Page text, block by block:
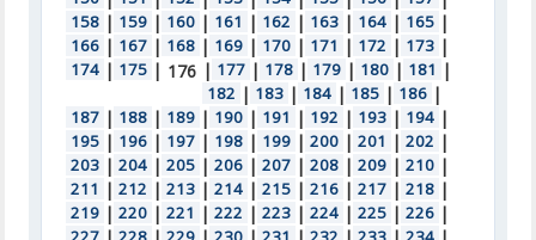
158 | 159 | 160 | 161 | 162 | 163 | 164 | 165 |
166 | 167 | 168 | 169 | 170 | 171 | 172 | 173 |
174 | 175 | 176 | 177 | 178 | 179 | 180 | 181 |
182 | 183 | 184 | 185 | 186 |
187 | 188 | 189 | 190 | 191 | 192 | 193 | 194 |
195 | 196 | 197 | 198 | 199 | 200 | 201 | 202 |
203 | 204 | 205 | 206 | 207 | 208 | 209 | 210 |
211 | 212 | 213 | 214 | 215 | 216 | 217 | 218 |
219 | 220 | 221 | 222 | 223 | 224 | 225 | 226 |